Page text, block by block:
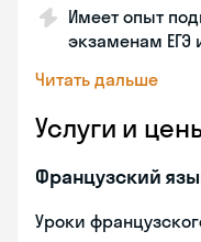
Имеет опыт
экзаменам ЕГЭ
Читать дальше
Услуги и
Французский
Уроки